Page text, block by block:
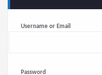
Username or Email
Password